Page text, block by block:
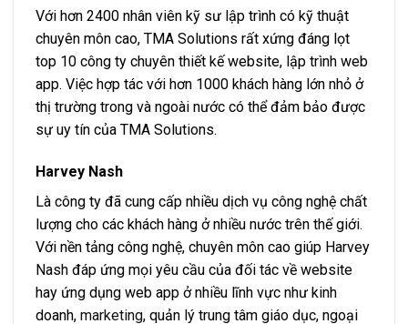
Với hơn 2400 nhân viên kỹ sư lập trình có kỹ thuật
chuyên môn cao, TMA Solutions rất xứng đáng lọt
top 10 công ty chuyên thiết kế website, lập trình web
app. Việc hợp tác với hơn 1000 khách hàng lớn nhỏ ở
thị trường trong và ngoài nước có thể đảm bảo được
sự uy tín của TMA Solutions.
Harvey Nash
Là công ty đã cung cấp nhiều dịch vụ công nghệ chất
lượng cho các khách hàng ở nhiều nước trên thế giới.
Với nền tảng công nghệ, chuyên môn cao giúp Harvey
Nash đáp ứng mọi yêu cầu của đối tác về website
hay ứng dụng web app ở nhiều lĩnh vực như kinh
doanh, marketing, quản lý trung tâm giáo dục, ngoại